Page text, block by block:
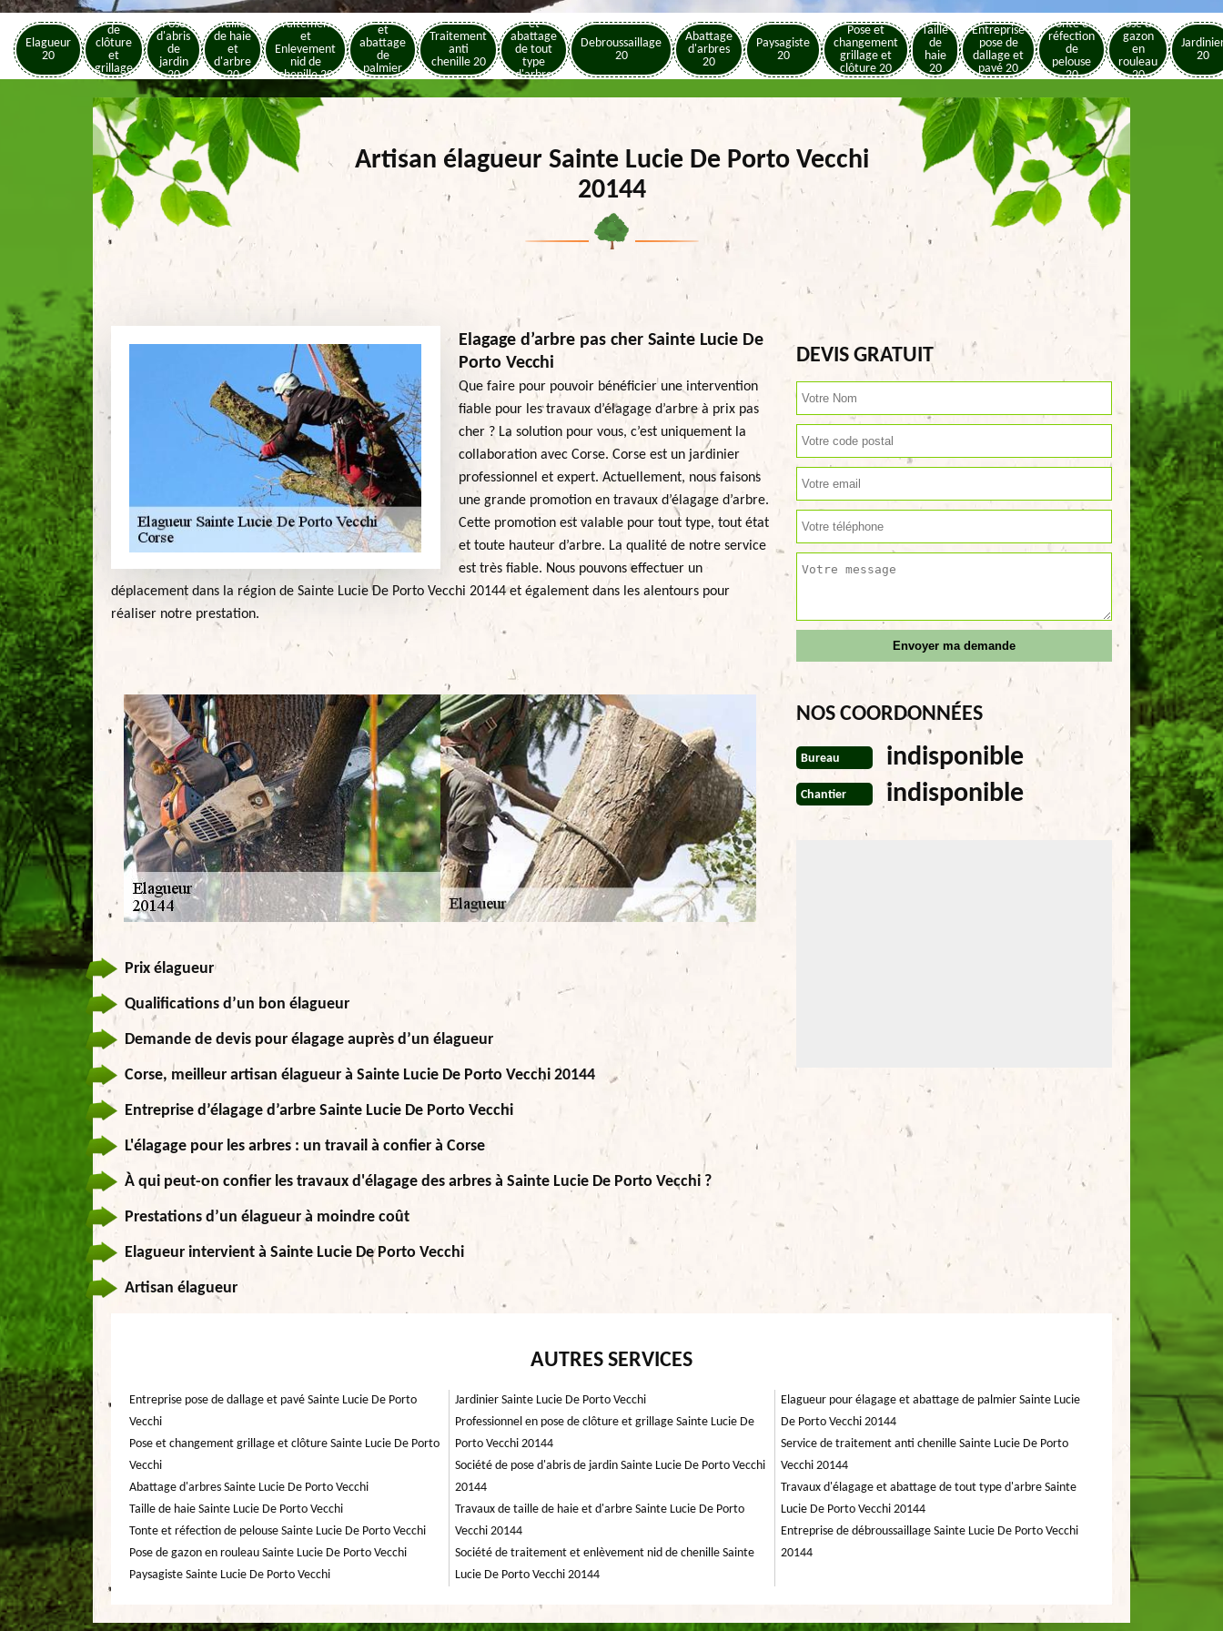
Elagueur
20
Pose
de
clôture
et
grillage
20
Pose
d'abris
de
jardin
20
Taille
de haie
et
d'arbre
20
Traitement
et
Enlevement
nid de
chenille 20
Elagage
et
abattage
de
palmier
20
Traitement
anti
chenille 20
Elagage
et
abattage
de tout
type
d'arbre
20
Debroussaillage
20
Abattage
d'arbres
20
Paysagiste
20
Pose et
changement
grillage et
clôture 20
Taille
de
haie
20
Entreprise
pose de
dallage et
pavé 20
Tonte et
réfection
de
pelouse
20
Pose de
gazon
en
rouleau
20
20
Artisan élagueur Sainte Lucie De Porto Vecchi
20144
Elagage d’arbre pas cher Sainte Lucie De
Porto Vecchi
Que faire pour pouvoir bénéficier une intervention
fiable pour les travaux d’élagage d’arbre à prix pas
cher ? La solution pour vous, c’est uniquement la
collaboration avec Corse. Corse est un jardinier
professionnel et expert. Actuellement, nous faisons
une grande promotion en travaux d’élagage d’arbre.
Cette promotion est valable pour tout type, tout état
et toute hauteur d’arbre. La qualité de notre service
est très fiable. Nous pouvons effectuer un
déplacement dans la région de Sainte Lucie De Porto Vecchi 20144 et également dans les alentours pour
réaliser notre prestation.
Prix élagueur
Qualifications d’un bon élagueur
Demande de devis pour élagage auprès d’un élagueur
Corse, meilleur artisan élagueur à Sainte Lucie De Porto Vecchi 20144
Entreprise d’élagage d’arbre Sainte Lucie De Porto Vecchi
L'élagage pour les arbres : un travail à confier à Corse
À qui peut-on confier les travaux d'élagage des arbres à Sainte Lucie De Porto Vecchi ?
Prestations d’un élagueur à moindre coût
Elagueur intervient à Sainte Lucie De Porto Vecchi
Artisan élagueur
DEVIS GRATUIT
NOS COORDONNÉES
Bureau indisponible
Chantier indisponible
AUTRES SERVICES
Entreprise pose de dallage et pavé Sainte Lucie De Porto
Vecchi
Pose et changement grillage et clôture Sainte Lucie De Porto
Vecchi
Abattage d'arbres Sainte Lucie De Porto Vecchi
Taille de haie Sainte Lucie De Porto Vecchi
Tonte et réfection de pelouse Sainte Lucie De Porto Vecchi
Pose de gazon en rouleau Sainte Lucie De Porto Vecchi
Paysagiste Sainte Lucie De Porto Vecchi
Jardinier Sainte Lucie De Porto Vecchi
Professionnel en pose de clôture et grillage Sainte Lucie De
Porto Vecchi 20144
Société de pose d'abris de jardin Sainte Lucie De Porto Vecchi
20144
Travaux de taille de haie et d'arbre Sainte Lucie De Porto
Vecchi 20144
Société de traitement et enlèvement nid de chenille Sainte
Lucie De Porto Vecchi 20144
Elagueur pour élagage et abattage de palmier Sainte Lucie
De Porto Vecchi 20144
Service de traitement anti chenille Sainte Lucie De Porto
Vecchi 20144
Travaux d'élagage et abattage de tout type d'arbre Sainte
Lucie De Porto Vecchi 20144
Entreprise de débroussaillage Sainte Lucie De Porto Vecchi
20144